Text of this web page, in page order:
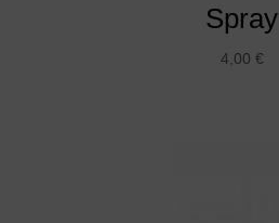
Spray
4,00 €